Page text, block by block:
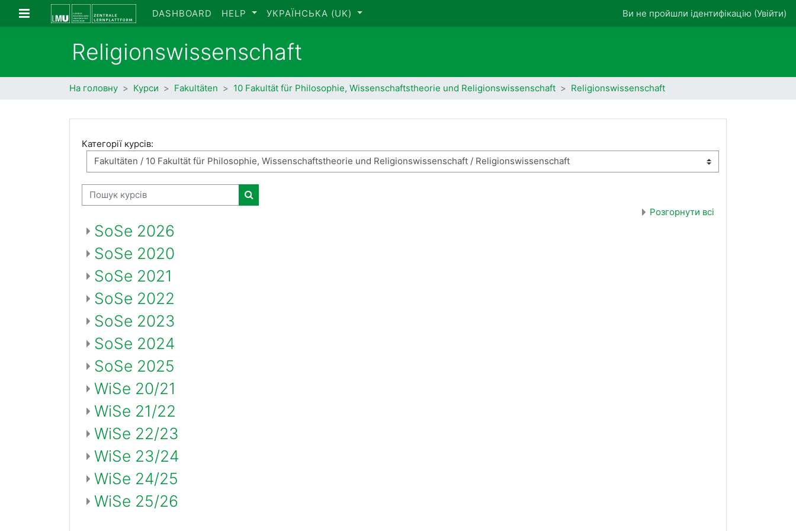
Перейти до головного вмісту
Бокова панель DASHBOARD HELP УКРАЇНСЬКА ‎(UK)‎ Ви не пройшли ідентифікацію (Увійти)
Religionswissenschaft
На головну Курси Fakultäten 10 Fakultät für Philosophie, Wissenschaftstheorie und Religionswissenschaft Religionswissenschaft
Категорії курсів:
Пошук курсів
Пошук курсів Розгорнути всі
SoSe 2026
SoSe 2020
SoSe 2021
SoSe 2022
SoSe 2023
SoSe 2024
SoSe 2025
WiSe 20/21
WiSe 21/22
WiSe 22/23
WiSe 23/24
WiSe 24/25
WiSe 25/26